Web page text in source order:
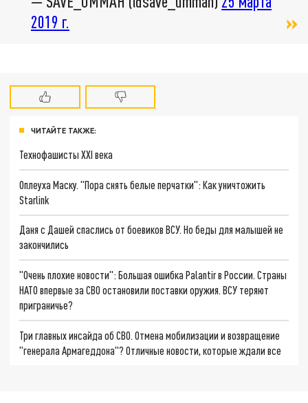
2019 г.
ЧИТАЙТЕ ТАКЖЕ:
Технофашисты XXI века
Оплеуха Маску. "Пора снять белые перчатки": Как уничтожить
Starlink
Даня с Дашей спаслись от боевиков ВСУ. Но беды для малышей не
закончились
"Очень плохие новости": Большая ошибка Palantir в России. Страны
НАТО впервые за СВО остановили поставки оружия. ВСУ теряют
приграничье?
Три главных инсайда об СВО. Отмена мобилизации и возвращение
"генерала Армагеддона"? Отличные новости, которые ждали все